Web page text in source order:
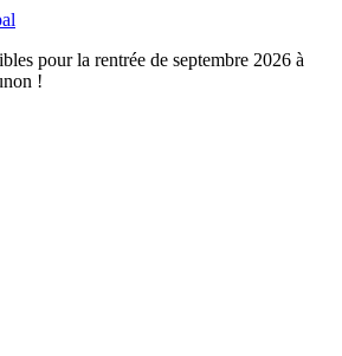
pour la rentrée de septembre 2026 à
!